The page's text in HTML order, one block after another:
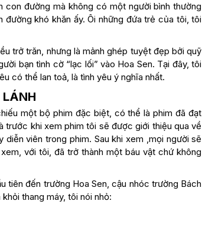
con đường mà không có một người bình thường
khó khăn ấy. Ôi những đứa trẻ của tôi, tôi
trở trăn, nhưng là mảnh ghép tuyệt đẹp bởi quỹ
bạn tình cờ “lạc lối” vào Hoa Sen. Tại đây, tôi
có thể lan toả, là tình yêu ý nghĩa nhất.
LÁNH
một bộ phim đặc biệt, có thể là phim đã đạt
trước khi xem phim tôi sẽ được giới thiệu qua về
viên trong phim. Sau khi xem ,mọi người sẽ
với tôi, đã trở thành một báu vật chứ không
tiên đến trường Hoa Sen, cậu nhóc trường Bách
thang máy, tôi nói nhỏ: